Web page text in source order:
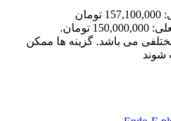
قیمت اصلی: 157,100,000 تومان
تومان.
می باشد. گزینه ها ممکن
شوند